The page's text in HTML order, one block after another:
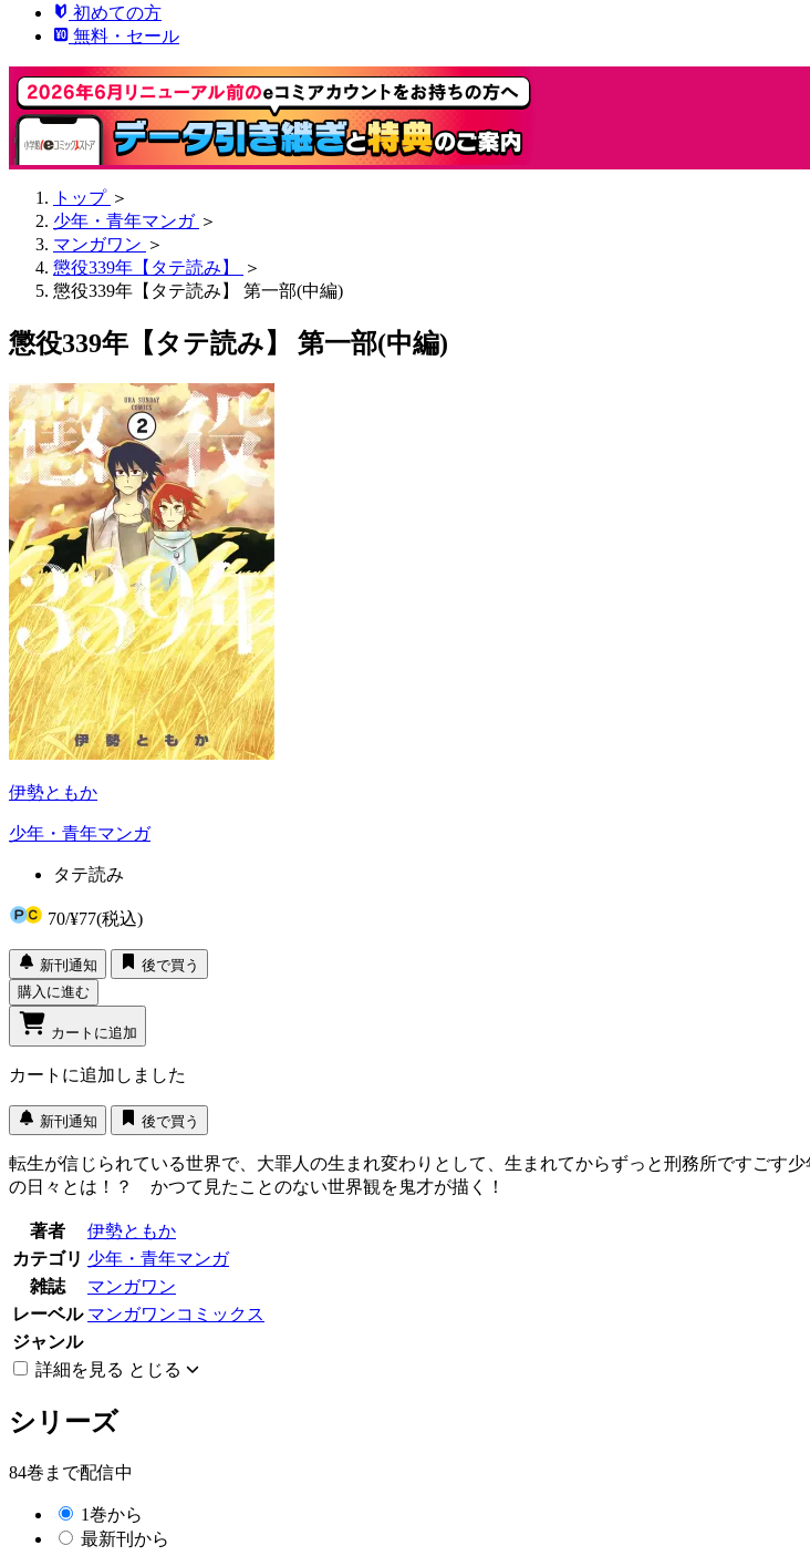
初めての方
無料・セール
トップ ＞
少年・青年マンガ ＞
マンガワン ＞
懲役339年【タテ読み】
＞
懲役339年【タテ読み】 第一部(中編)
懲役339年【タテ読み】 第一部(中編)
伊勢ともか
少年・青年マンガ
タテ読み
70/¥77(税込)
新刊通知
後で買う
購入に進む
カートに追加
カートに追加しました
新刊通知 後で買う
転生が信じられている世界で、大罪人の生まれ変わりとして、生まれてからずっと刑務所ですごす
の日々とは！？ かつて見たことのない世界観を鬼才が描く！
著者
伊勢ともか
カテゴリ 少年・青年マンガ
雑誌
マンガワン
レーベル マンガワンコミックス
ジャンル
詳細を見る とじる
シリーズ
84巻まで配信中
1巻から
最新刊から